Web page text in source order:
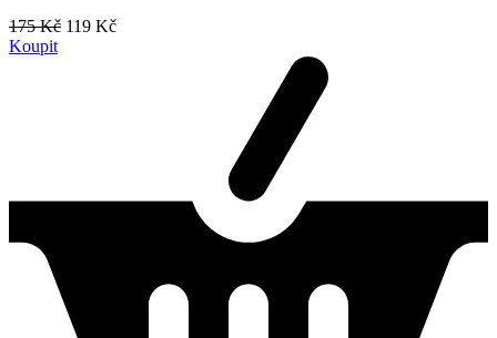
175 Kč 119 Kč
Koupit